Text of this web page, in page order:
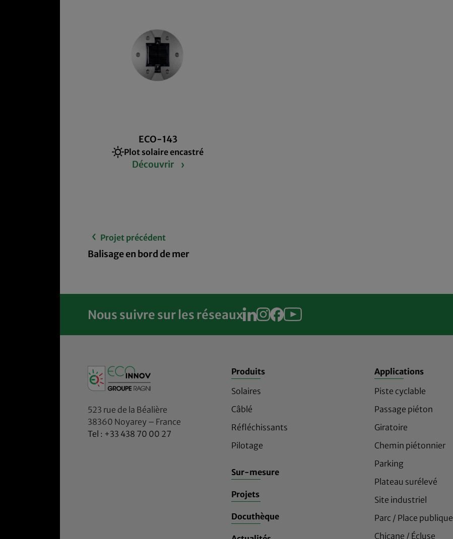
ECO-143
Plot solaire encastré
Découvrir
Projet précédent
Balisage en bord de mer
Nous suivre sur les réseaux
523 rue de la Béalière
38360 Noyarey – France
Tel : +33 438 70 00 27
Produits
Solaires
Câblé
Réfléchissants
Pilotage
Sur-mesure
Projets
Docuthèque
Applications
Piste cyclable
Passage piéton
Giratoire
Chemin piétonnier
Parking
Plateau surélevé
Site industriel
Parc / Place publique
Chicane / Écluse